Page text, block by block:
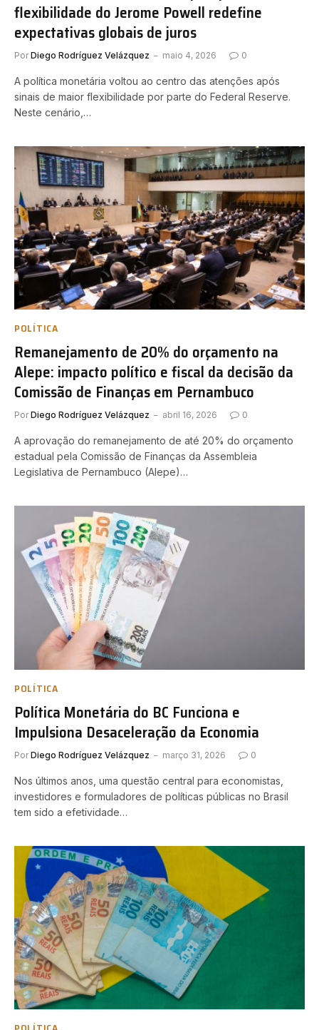
flexibilidade do Jerome Powell redefine
expectativas globais de juros
Por Diego Rodríguez Velázquez maio 4, 2026 0
A política monetária voltou ao centro das atenções após
sinais de maior flexibilidade por parte do Federal Reserve.
Neste cenário,…
POLÍTICA
Remanejamento de 20% do orçamento na
Alepe: impacto político e fiscal da decisão da
Comissão de Finanças em Pernambuco
Por Diego Rodríguez Velázquez abril 16, 2026 0
A aprovação do remanejamento de até 20% do orçamento
estadual pela Comissão de Finanças da Assembleia
Legislativa de Pernambuco (Alepe)…
POLÍTICA
Política Monetária do BC Funciona e
Impulsiona Desaceleração da Economia
Por Diego Rodríguez Velázquez março 31, 2026 0
Nos últimos anos, uma questão central para economistas,
investidores e formuladores de políticas públicas no Brasil
tem sido a efetividade…